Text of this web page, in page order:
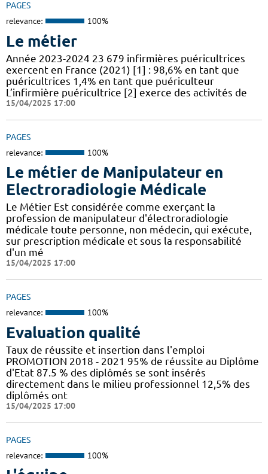
PAGES
relevance: 100%
Le métier
Année 2023-2024 23 679 infirmières puéricultrices
exercent en France (2021) [1] : 98,6% en tant que
puéricultrices 1,4% en tant que puériculteur
L’infirmière puéricultrice [2] exerce des activités de
15/04/2025 17:00
PAGES
relevance: 100%
Le métier de Manipulateur en
Electroradiologie Médicale
Le Métier Est considérée comme exerçant la
profession de manipulateur d'électroradiologie
médicale toute personne, non médecin, qui exécute,
sur prescription médicale et sous la responsabilité
d'un mé
15/04/2025 17:00
PAGES
relevance: 100%
Evaluation qualité
Taux de réussite et insertion dans l'emploi
PROMOTION 2018 - 2021 95% de réussite au Diplôme
d'Etat 87.5 % des diplômés se sont insérés
directement dans le milieu professionnel 12,5% des
diplômés ont
15/04/2025 17:00
PAGES
relevance: 100%